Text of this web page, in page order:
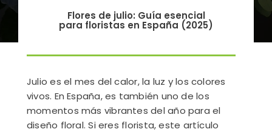
Flores de julio: Guía esencial
para floristas en España (2025)
Julio es el mes del calor, la luz y los colores
vivos. En España, es también uno de los
momentos más vibrantes del año para el
diseño floral. Si eres florista, este artículo